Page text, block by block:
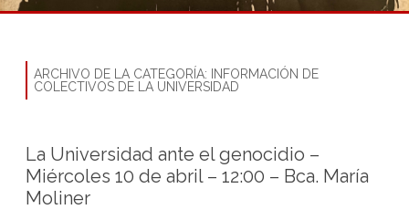
ARCHIVO DE LA CATEGORÍA:
INFORMACIÓN DE
COLECTIVOS DE LA UNIVERSIDAD
La Universidad ante el genocidio –
Miércoles 10 de abril – 12:00 – Bca. María
Moliner